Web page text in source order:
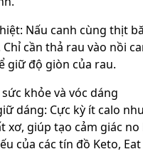
Nấu canh cùng thịt
cần thả rau vào nồi
giữ độ giòn của rau.
khỏe và vóc dáng
dáng: Cực kỳ ít calo
xơ, giúp tạo cảm giác no
của các tín đồ Keto, Eat